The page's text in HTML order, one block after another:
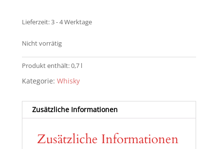
Lieferzeit:3 - 4 Werktage
Nicht vorrätig
Produkt enthält: 0,7 l
Kategorie: Whisky
Zusätzliche Informationen
Zusätzliche Informationen